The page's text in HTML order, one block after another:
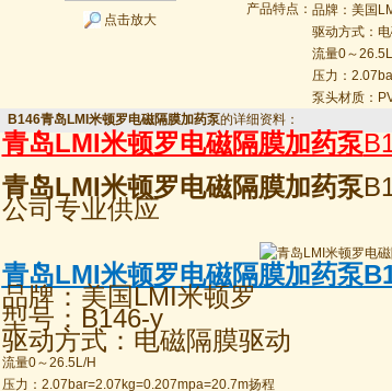
点击放大
产品特点： 品牌：美国
驱动方式：
流量0～
压力：
泵头材质：
B146青岛LMI米顿罗电磁隔膜加药泵的详细资料：
青岛LMI米顿罗电磁隔膜加药泵
青岛LMI米顿罗电磁隔膜加药泵
公司专业供应
青岛LMI米顿罗电磁隔膜加药泵
品牌：美国LMI米顿罗
型号：B146-y
驱动方式：电磁隔膜驱动
流量0～26.5L/H
压力：2.07bar=2.07kg=0.207mpa=20.7m扬程